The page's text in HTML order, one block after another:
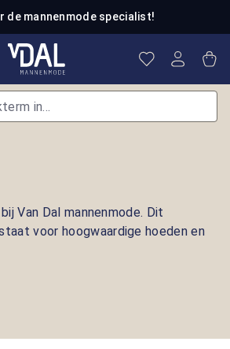
de mannenmode specialist!
Je hebt 0
Van Dal mannenmode. Dit
voor hoogwaardige hoeden en